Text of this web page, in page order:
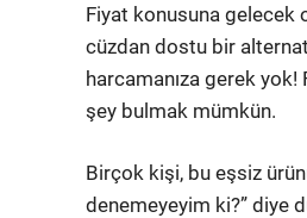
Fiyat konusuna gelecek
cüzdan dostu bir
harcamanıza gerek
şey bulmak mümkün.
Birçok kişi, bu eşsiz
denemeyeyim ki?” diye